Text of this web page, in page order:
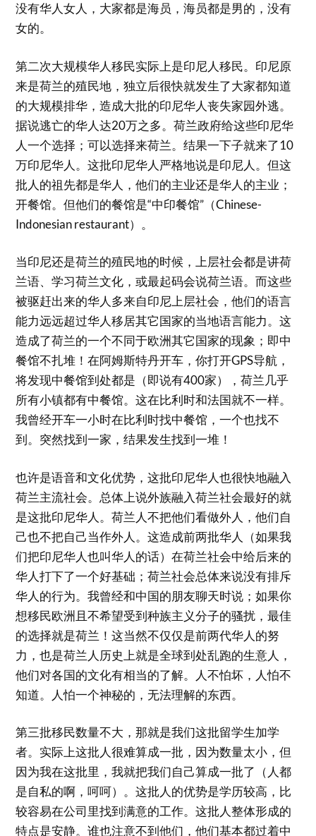
没有华人女人，大家都是海员，海员都是男的，没有
女的。
第二次大规模华人移民实际上是印尼人移民。印尼原
来是荷兰的殖民地，独立后很快就发生了大家都知道
的大规模排华，造成大批的印尼华人丧失家园外逃。
据说逃亡的华人达20万之多。荷兰政府给这些印尼华
人一个选择；可以选择来荷兰。结果一下子就来了10
万印尼华人。这批印尼华人严格地说是印尼人。但这
批人的祖先都是华人，他们的主业还是华人的主业；
开餐馆。但他们的餐馆是“中印餐馆”（Chinese-
Indonesian restaurant）。
当印尼还是荷兰的殖民地的时候，上层社会都是讲荷
兰语、学习荷兰文化，或最起码会说荷兰语。而这些
被驱赶出来的华人多来自印尼上层社会，他们的语言
能力远远超过华人移居其它国家的当地语言能力。这
造成了荷兰的一个不同于欧洲其它国家的现象；即中
餐馆不扎堆！在阿姆斯特丹开车，你打开GPS导航，
将发现中餐馆到处都是（即说有400家），荷兰几乎
所有小镇都有中餐馆。这在比利时和法国就不一样。
我曾经开车一小时在比利时找中餐馆，一个也找不
到。突然找到一家，结果发生找到一堆！
也许是语音和文化优势，这批印尼华人也很快地融入
荷兰主流社会。总体上说外族融入荷兰社会最好的就
是这批印尼华人。荷兰人不把他们看做外人，他们自
己也不把自己当作外人。这造成前两批华人（如果我
们把印尼华人也叫华人的话）在荷兰社会中给后来的
华人打下了一个好基础；荷兰社会总体来说没有排斥
华人的行为。我曾经和中国的朋友聊天时说；如果你
想移民欧洲且不希望受到种族主义分子的骚扰，最佳
的选择就是荷兰！这当然不仅仅是前两代华人的努
力，也是荷兰人历史上就是全球到处乱跑的生意人，
他们对各国的文化有相当的了解。人不怕坏，人怕不
知道。人怕一个神秘的，无法理解的东西。
第三批移民数量不大，那就是我们这批留学生加学
者。实际上这批人很难算成一批，因为数量太小，但
因为我在这批里，我就把我们自己算成一批了（人都
是自私的啊，呵呵）。这批人的优势是学历较高，比
较容易在公司里找到满意的工作。这批人整体形成的
特点是安静。谁也注意不到他们，他们基本都过着中